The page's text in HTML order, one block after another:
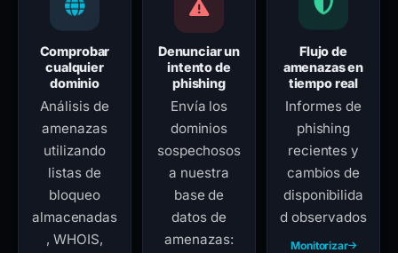
Comprobar
cualquier
dominio
Análisis de
amenazas
utilizando
listas de
bloqueo
almacenadas
, WHOIS,
Denunciar un
intento de
phishing
Envía los
dominios
sospechosos
a nuestra
base de
datos de
amenazas:
Flujo de
amenazas en
tiempo real
Informes de
phishing
recientes y
cambios de
disponibilida
d observados
Monitorizar